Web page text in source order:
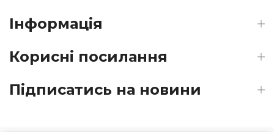
Інформація
Корисні посилання
Підписатись на новини